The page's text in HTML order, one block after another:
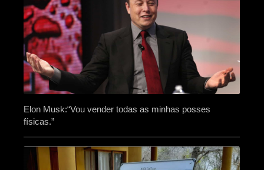
Elon Musk:“Vou vender todas as minhas posses
físicas.”